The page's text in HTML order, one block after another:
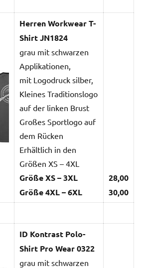
Herren Workwear T-
Shirt JN1824
grau mit schwarzen
Applikationen,
mit Logodruck silber,
Kleines Traditionslogo
auf der linken Brust
Großes Sportlogo auf
dem Rücken
Erhältlich in den
Größen XS – 4XL
Größe XS – 3XL
Größe 4XL – 6XL
28,00
30,00
ID Kontrast Polo-
Shirt Pro Wear 0322
grau mit schwarzen